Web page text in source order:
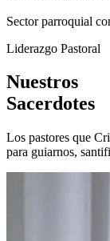
Sector parroquial
Liderazgo Pastoral
Nuestros
Sacerdotes
Los pastores que
para guiarnos,